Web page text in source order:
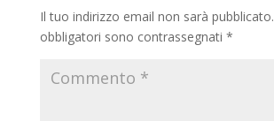
Il tuo indirizzo email non sarà pubblicato.
obbligatori sono contrassegnati *